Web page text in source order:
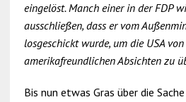
eingelöst. Manch einer in der FDP
ausschließen, dass er vom
losgeschickt wurde, um die USA
amerikafreundlichen Absichten zu
Bis nun etwas Gras über die